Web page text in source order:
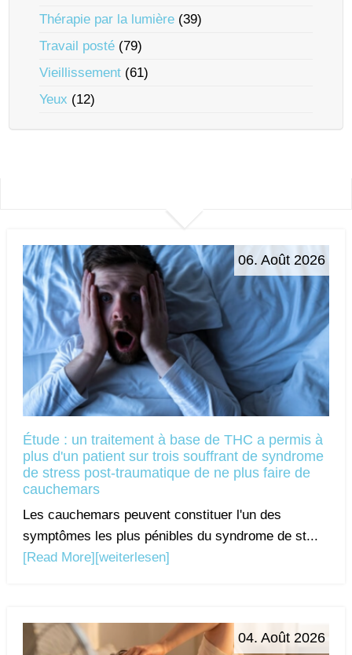
Thérapie par la lumière (39)
Travail posté (79)
Vieillissement (61)
Yeux (12)
06. Août 2026
Étude : un traitement à base de THC a permis à
plus d'un patient sur trois souffrant de syndrome
de stress post-traumatique de ne plus faire de
cauchemars
Les cauchemars peuvent constituer l'un des
symptômes les plus pénibles du syndrome de st...
[Read More] [weiterlesen]
04. Août 2026